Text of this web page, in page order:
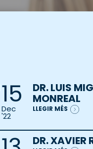
15
Dec
'22
DR. LUIS
MONREAL
LLEGIR MÉS
DR. XAVIER